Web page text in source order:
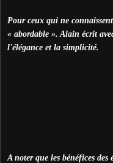
Pour ceux qui ne
« abordable ». Alain écrit
l'élégance et la simplicité.
A noter que les bénéfices